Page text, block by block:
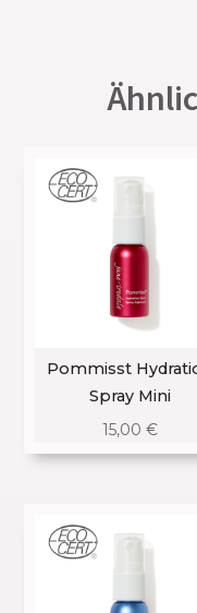
Pommisst
Spray Mini
15,00 €